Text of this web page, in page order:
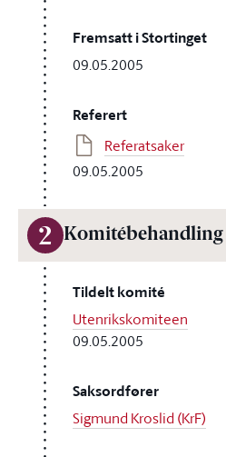
Fremsatt i Stortinget
09.05.2005
Referert
Referatsaker
09.05.2005
2 Komitébehandling
Tildelt komité
Utenrikskomiteen
09.05.2005
Saksordfører
Sigmund Kroslid (KrF)